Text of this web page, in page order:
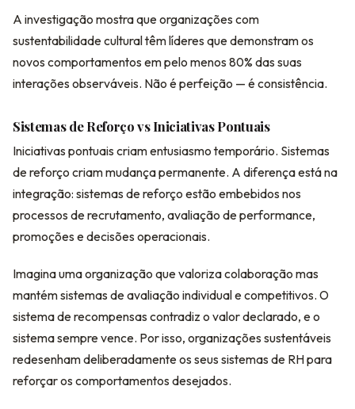
A investigação mostra que organizações com
sustentabilidade cultural têm líderes que demonstram os
novos comportamentos em pelo menos 80% das suas
interações observáveis. Não é perfeição — é consistência.
Sistemas de Reforço vs Iniciativas Pontuais
Iniciativas pontuais criam entusiasmo temporário. Sistemas
de reforço criam mudança permanente. A diferença está na
integração: sistemas de reforço estão embebidos nos
processos de recrutamento, avaliação de performance,
promoções e decisões operacionais.
Imagina uma organização que valoriza colaboração mas
mantém sistemas de avaliação individual e competitivos. O
sistema de recompensas contradiz o valor declarado, e o
sistema sempre vence. Por isso, organizações sustentáveis
redesenham deliberadamente os seus sistemas de RH para
reforçar os comportamentos desejados.